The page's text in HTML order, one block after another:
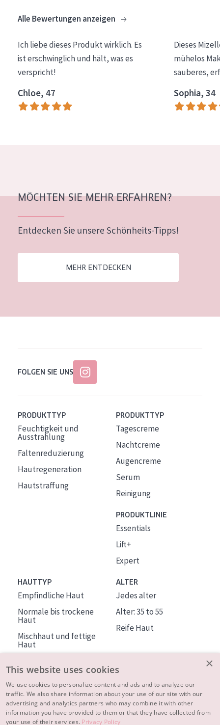
PRODUKTLINIE
Essentials
Lift+
Expert
Mischhaut und fettige Haut
Reife Haut
Der Sonne ausgesetzte Haut
Jedes alter
Reife Haut
Alle Bewertungen anzeigen
Ich liebe dieses Produkt wirklich. Es
ist erschwinglich und hält, was es
verspricht!
Chloe, 47
Dieses
mühelos
sauberes,
Sophia, 34
MÖCHTEN SIE MEHR ERFAHREN?
Entdecken Sie unsere Schönheits-Tipps!
MEHR ENTDECKEN
FOLGEN SIE UNS
PRODUKTTYP
Feuchtigkeit und
Ausstrahlung
Faltenreduzierung
Hautregeneration
Hautstraffung
PRODUKTTYP
Tagescreme
Nachtcreme
Augencreme
Serum
Reinigung
PRODUKTLINIE
Essentials
Lift+
Expert
HAUTTYP
Empfindliche Haut
Normale bis trockene
Haut
Mischhaut und fettige
Haut
Haut
ALTER
Jedes alter
Alter: 35 to 55
Reife Haut
ÜBER DIADERMINE
Mehr über uns
×
This website uses cookies
We use cookies to personalize content and ads and to analyze our
traffic. We also share information about your use of our site with our
advertising and analytics partners who may combine it with other
information you have provided to them or that they have collected from
your use of their services. Privacy Policy